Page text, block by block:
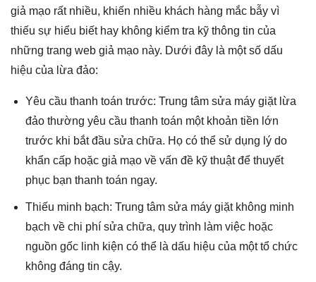
giả mạo rất nhiều, khiến nhiều khách hàng mắc bẫy vì
thiếu sự hiểu biết hay không kiểm tra kỹ thông tin của
những trang web giả mạo này. Dưới đây là một số dấu
hiệu của lừa đảo:
Yêu cầu thanh toán trước: Trung tâm sửa máy giặt lừa
đảo thường yêu cầu thanh toán một khoản tiền lớn
trước khi bắt đầu sửa chữa. Họ có thể sử dụng lý do
khẩn cấp hoặc giả mạo về vấn đề kỹ thuật để thuyết
phục bạn thanh toán ngay.
Thiếu minh bạch: Trung tâm sửa máy giặt không minh
bạch về chi phí sửa chữa, quy trình làm việc hoặc
nguồn gốc linh kiện có thể là dấu hiệu của một tổ chức
không đáng tin cậy.